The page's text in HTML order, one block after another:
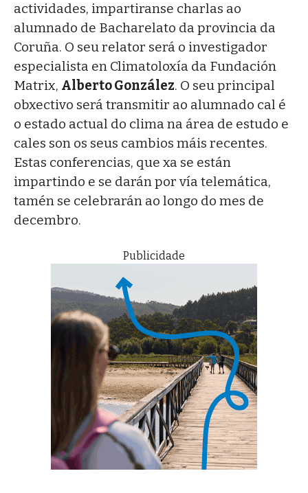
actividades, impartiranse charlas ao
alumnado de Bacharelato da provincia da
Coruña. O seu relator será o investigador
especialista en Climatoloxía da Fundación
Matrix, Alberto González. O seu principal
obxectivo será transmitir ao alumnado cal é
o estado actual do clima na área de estudo e
cales son os seus cambios máis recentes.
Estas conferencias, que xa se están
impartindo e se darán por vía telemática,
tamén se celebrarán ao longo do mes de
decembro.
Publicidade